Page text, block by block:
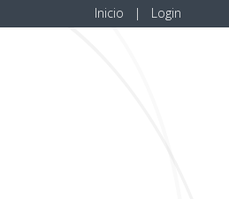
Inicio | Login